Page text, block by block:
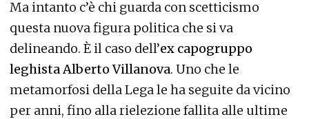
Ma intanto c’è chi guarda con scetticismo
questa nuova figura politica che si va
delineando. È il caso dell’ex capogruppo
leghista Alberto Villanova. Uno che le
metamorfosi della Lega le ha seguite da vicino
per anni, fino alla rielezione fallita alle ultime